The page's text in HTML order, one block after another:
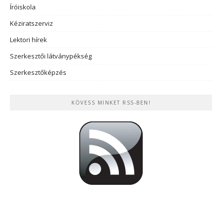
Íróiskola
Kéziratszerviz
Lektori hírek
Szerkesztői látványpékség
Szerkesztőképzés
KÖVESS MINKET RSS-BEN!